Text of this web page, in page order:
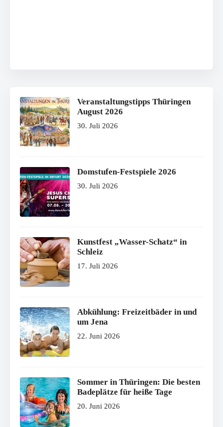
Veranstaltungstipps Thüringen
August 2026
30. Juli 2026
Domstufen-Festspiele 2026
30. Juli 2026
Kunstfest „Wasser-Schatz“ in
Schleiz
17. Juli 2026
Abkühlung: Freizeitbäder in und
um Jena
22. Juni 2026
Sommer in Thüringen: Die besten
Badeplätze für heiße Tage
20. Juni 2026